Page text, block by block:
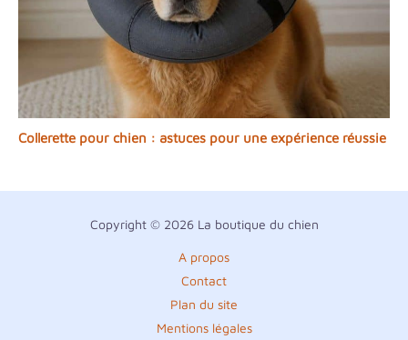
Collerette pour chien : astuces pour une expérience réussie
Copyright © 2026 La boutique du chien
A propos
Contact
Plan du site
Mentions légales